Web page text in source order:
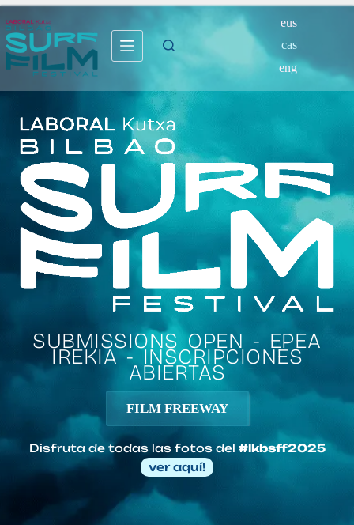
eus
cas
eng
SUBMISSIONS OPEN - EPEA
IREKIA - INSCRIPCIONES
ABIERTAS
FILM FREEWAY
Disfruta de todas las fotos del #lkbsff2025
ver aquí!